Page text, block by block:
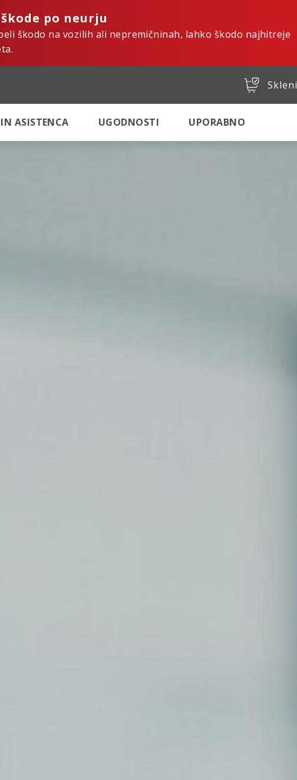
po neurju
škodo na vozilih ali nepremičninah, lahko škodo najhitreje
Skleni
ASISTENCA UGODNOSTI UPORABNO